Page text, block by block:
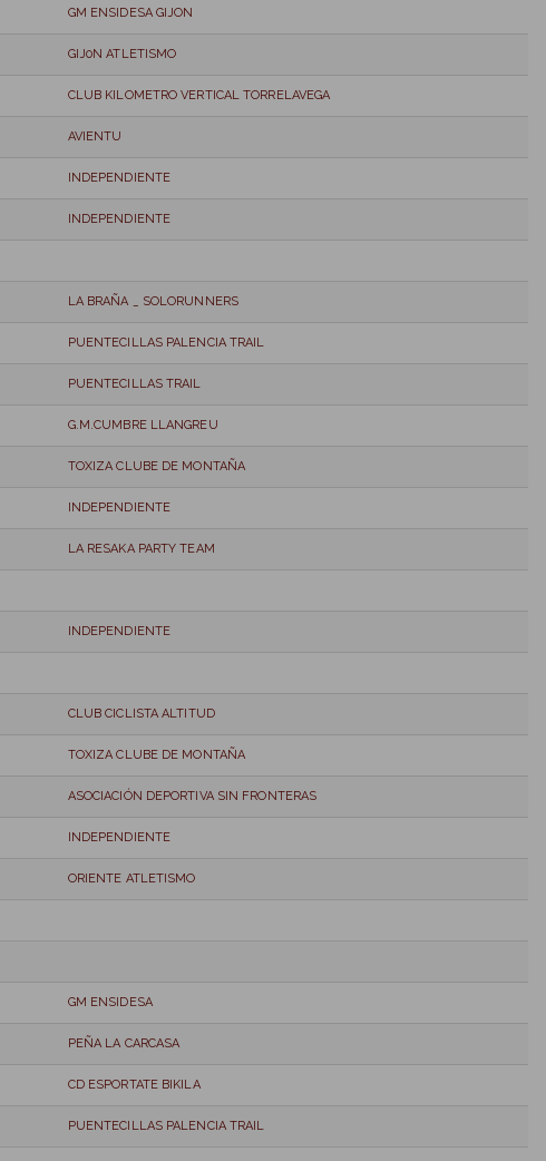
GM ENSIDESA GIJON
GIJ0N ATLETISMO
CLUB KILOMETRO VERTICAL TORRELAVEGA
AVIENTU
INDEPENDIENTE
INDEPENDIENTE
LA BRAÑA _ SOLORUNNERS
PUENTECILLAS PALENCIA TRAIL
PUENTECILLAS TRAIL
G.M.CUMBRE LLANGREU
TOXIZA CLUBE DE MONTAÑA
INDEPENDIENTE
LA RESAKA PARTY TEAM
INDEPENDIENTE
CLUB CICLISTA ALTITUD
TOXIZA CLUBE DE MONTAÑA
ASOCIACIÓN DEPORTIVA SIN FRONTERAS
INDEPENDIENTE
ORIENTE ATLETISMO
GM ENSIDESA
PEÑA LA CARCASA
CD ESPORTATE BIKILA
PUENTECILLAS PALENCIA TRAIL